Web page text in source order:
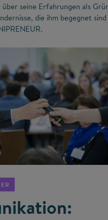
seine Erfahrungen als
die ihm begegnet